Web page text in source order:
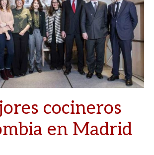
cocineros
en Madrid